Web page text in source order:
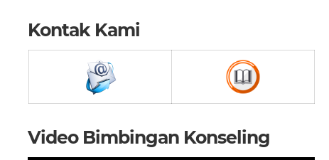
Kontak Kami
Video Bimbingan Konseling